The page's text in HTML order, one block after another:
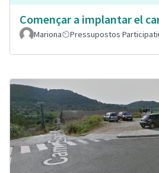
Començar a implantar el
Mariona
Pressupostos